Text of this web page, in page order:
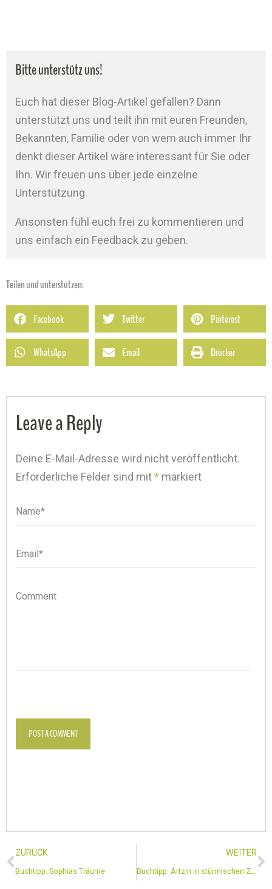
Bitte unterstütz uns!
Euch hat dieser Blog-Artikel gefallen? Dann
unterstützt uns und teilt ihn mit euren Freunden,
Bekannten, Familie oder von wem auch immer Ihr
denkt dieser Artikel wäre interessant für Sie oder
Ihn. Wir freuen uns über jede einzelne
Unterstützung.
Ansonsten fühl euch frei zu kommentieren und
uns einfach ein Feedback zu geben.
Teilen und unterstützen:
Facebook Twitter Pinterest
WhatsApp Email Drucker
Leave a Reply
Deine E-Mail-Adresse wird nicht veröffentlicht.
Erforderliche Felder sind mit* markiert
Name*
Name
Email*
Email
Comment
POST A COMMENT
ZURÜCK
Buchtipp: Sophias Träume
WEITER
Buchtipp: Ärtzin in stürmischen Zeiten